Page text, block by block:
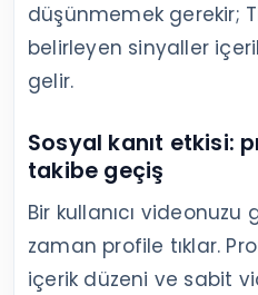
düşünmemek gerekir;
belirleyen sinyaller
gelir.
Sosyal kanıt etkisi:
takibe geçiş
Bir kullanıcı
zaman profile tıklar.
içerik düzeni ve sabit